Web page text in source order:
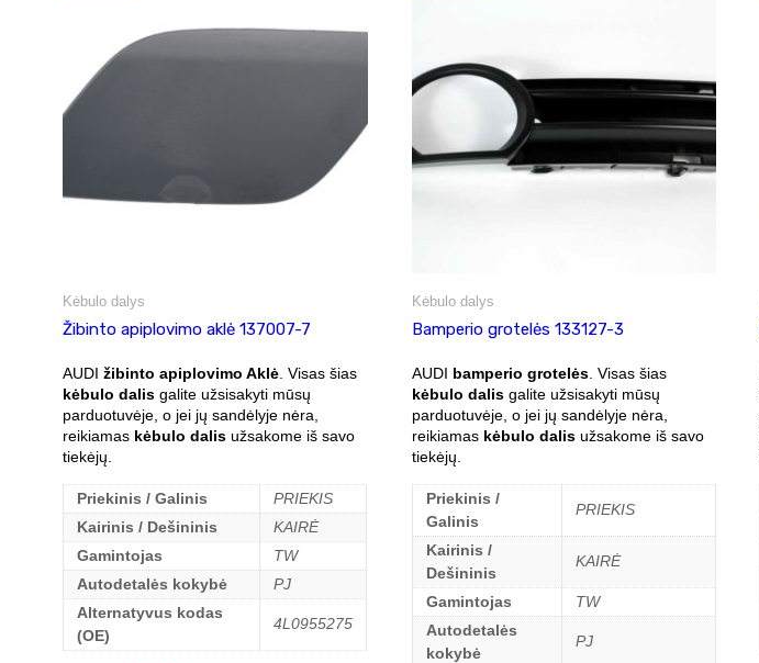
Kėbulo dalys
Žibinto apiplovimo aklė 137007-7
AUDI žibinto apiplovimo Aklė . Visas šias
kėbulo dalis galite užsisakyti mūsų
parduotuvėje, o jei jų sandėlyje nėra,
reikiamas kėbulo dalis užsakome iš savo
tiekėjų.
Priekinis / Galinis
PRIEKIS
Kairinis / Dešininis
KAIRĖ
Gamintojas
TW
Autodetalės kokybė
PJ
Alternatyvus kodas
(OE)
4L0955275
Kėbulo dalys
Bamperio grotelės 133127-3
AUDI bamperio grotelės. Visas šias
kėbulo dalisgalite užsisakyti mūsų
parduotuvėje, o jei jų sandėlyje nėra,
reikiamas kėbulo dalisužsakome iš savo
tiekėjų.
Priekinis /
Galinis
PRIEKIS
Kairinis /
Dešininis
KAIRĖ
Gamintojas
TW
Autodetalės
kokybė
PJ